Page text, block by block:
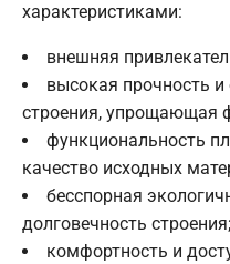
характеристиками:
внешняя
высокая прочность и
строения, упрощающая
функциональность
качество исходных
бесспорная
долговечность строения;
комфортность и